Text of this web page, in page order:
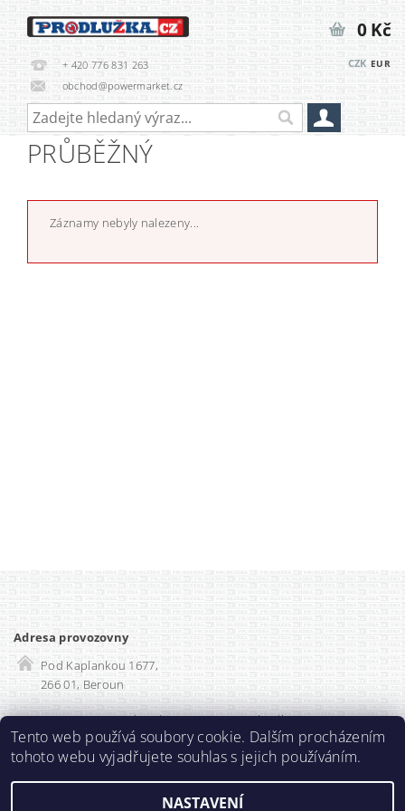
+ 420 776 831 263
obchod@powermarket.cz
CZK EUR
0 Kč
PRŮBĚŽNÝ
Záznamy nebyly nalezeny...
Adresa provozovny
Pod Kaplankou 1677,
266 01, Beroun
Rozvadec-shop.cz | SEO optimalizace
2026 ©Prodlužka.cz, všechna práva vyhrazena
Tento web používá soubory cookie. Dalším procházením
tohoto webu vyjadřujete souhlas s jejich používáním.
NASTAVENÍ